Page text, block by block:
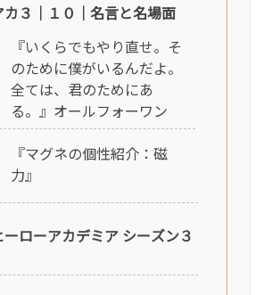
カ３｜１０｜名言と名場面
『いくらでもやり直せ。そ
のために僕がいるんだよ。
全ては、君のためにあ
る。』オールフォーワン
『マグネの個性紹介：磁
力』
ローアカデミア シーズン３